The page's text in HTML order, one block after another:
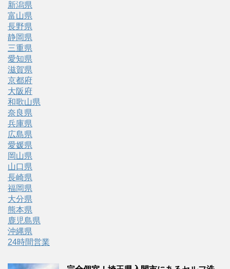
新潟県
富山県
長野県
静岡県
三重県
愛知県
滋賀県
京都府
大阪府
和歌山県
奈良県
兵庫県
広島県
愛媛県
岡山県
山口県
長崎県
福岡県
大分県
熊本県
鹿児島県
沖縄県
24時間営業